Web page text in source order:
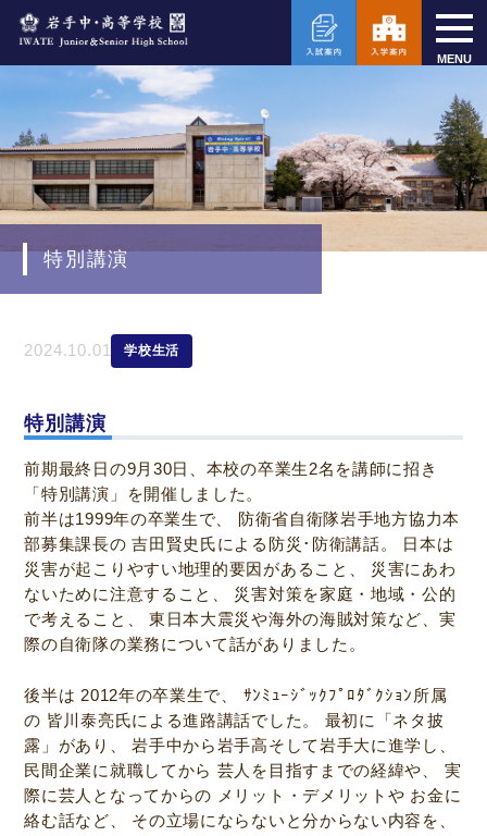
MENU
特別講演
2024.10.01 学校生活
特別講演
前期最終日の9月30日、本校の卒業生2名を講師に招き
「特別講演」を開催しました。
前半は1999年の卒業生で、 防衛省自衛隊岩手地方協力本
部募集課長の 吉田賢史氏による防災･防衛講話。 日本は
災害が起こりやすい地理的要因があること、 災害にあわ
ないために注意すること、 災害対策を家庭・地域・公的
で考えること、 東日本大震災や海外の海賊対策など、実
際の自衛隊の業務について話がありました。
後半は 2012年の卒業生で、 ｻﾝﾐｭｰｼﾞｯｸﾌﾟﾛﾀﾞｸｼｮﾝ所属
の 皆川泰亮氏による進路講話でした。 最初に「ネタ披
露」があり、 岩手中から岩手高そして岩手大に進学し、
民間企業に就職してから 芸人を目指すまでの経緯や、 実
際に芸人となってからの メリット・デメリットや お金に
絡む話など、 その立場にならないと分からない内容を、